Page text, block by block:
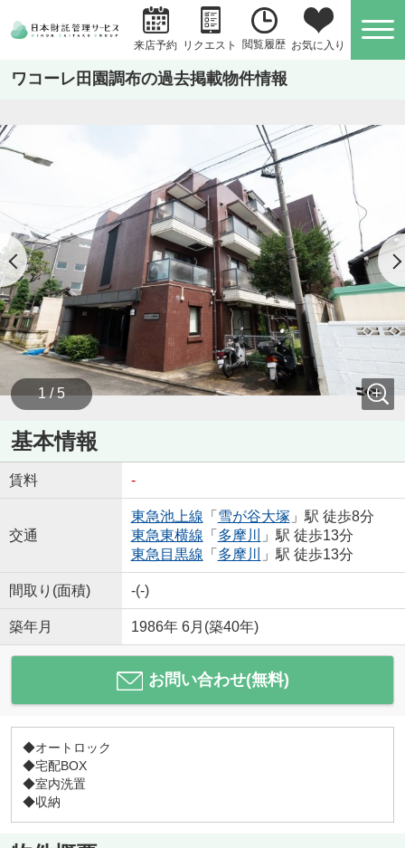
来店予約 リクエスト 閲覧履歴 お気に入り
ワコーレ田園調布の過去掲載物件情報
1 / 5
基本情報
賃料 -
交通
東急池上線 「 雪が谷大塚 」駅 徒歩8分
東急東横線 「 多摩川
」駅 徒歩13分
東急目黒線 「 多摩川 」駅 徒歩13分
間取り(面積) -(-)
築年月 1986年 6月(築40年)
お問い合わせ(無料)
◆オートロック
◆宅配BOX
◆室内洗置
◆収納